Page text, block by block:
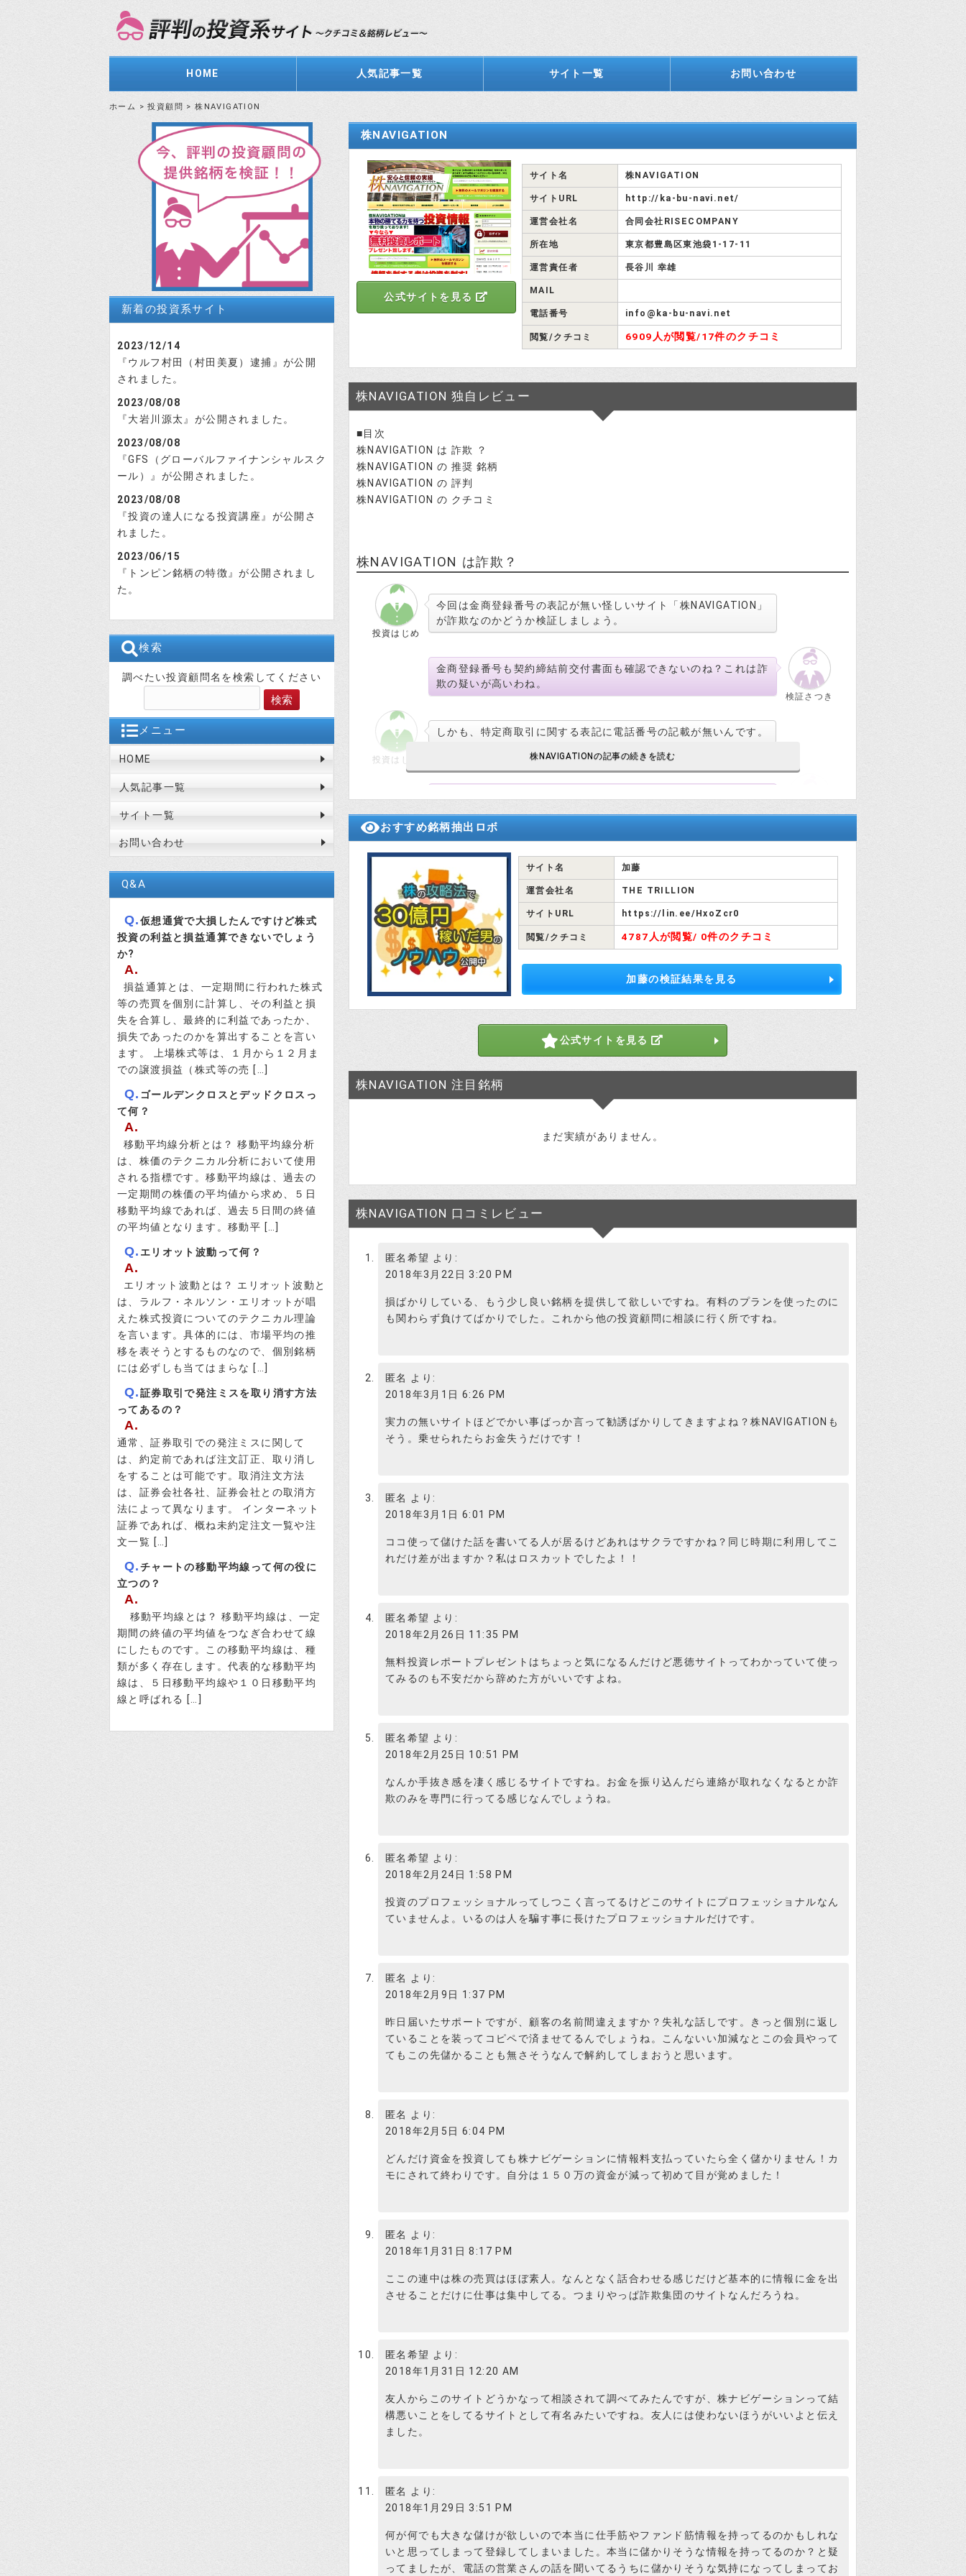
HOME 人気記事一覧 サイト一覧 お問い合わせ
ホーム >投資顧問 >株NAVIGATION
株NAVIGATION
公式サイトを見る
サイト名 株NAVIGATION
サイトURL http://ka-bu-navi.net/
運営会社名 合同会社RISECOMPANY
所在地 東京都豊島区東池袋1-17-11
運営責任者 長谷川 幸雄
MAIL
電話番号 info@ka-bu-navi.net
閲覧/クチコミ 6909人が閲覧/17件のクチコミ
株NAVIGATION 独自レビュー
■目次
株NAVIGATION は 詐欺 ？
株NAVIGATION の 推奨 銘柄
株NAVIGATION の 評判
株NAVIGATION の クチコミ
株NAVIGATION は詐欺？
投資はじめ
今回は金商登録番号の表記が無い怪しいサイト「株NAVIGATION」
が詐欺なのかどうか検証しましょう。
検証さつき
金商登録番号も契約締結前交付書面も確認できないのね？これは詐
欺の疑いが高いわね。
投資はじめ
しかも、特定商取引に関する表記に電話番号の記載が無いんです。
投資はじめ
お金を払った後、絶対に連絡がつかなくなりますよね。
株NAVIGATION の推奨 銘柄
株NAVIGATIONは情報源が自慢みたいです。
年構築してきたネットワークを駆使して極秘入手!。
ふーん、どうせ嘘だとは思うけど、どんな銘柄を推奨しているのか
最近では【3697】SHIFTが実績に上がってますね。
【3697】SHIFT
利確日 高値：2017年11月16日 2,510円
利益率：69%
村田がツイッターでつぶやいた位、秘密でもなんでもない銘柄だっ
資家レベルでは絶対に手にする事が出来ない情報とは言わないでし
ょ。
投資はじめ
下落した例で【7552】ハピネットを出してるけど、こっちの方が
意味不明だわ。
投資はじめ
【7552】ハピネット
普通の材料株で、ファンド筋も仕手筋も関係ない銘柄だけど、８/
１４は完全に高値掴みだし、9/13は株価が上昇に転じる直前だか
投資はじめ
これも実績をでっちあげるのに、直近で下げた銘柄を適当に選んだ
た銘柄を抜き出しただけだから、推奨理由が説明不能になったみた
いな感じでしょうか。
投資はじめ
まあ、本当にファンド筋の情報が入るようなら、金商登録番号をち
ゃんととって、正々堂々投資助言業をやってるはずですよね。
株NAVIGATION の 評判
運営会社の「合同会社ＲＩＳＥＣＯＭＰＡＮＹ」の所在地「東京都
検証さつき
て欲しいわね。
投資はじめ
『相互の現地に対する証拠を保全する為、お問い合わせはメールにてお願い致します』
なにこれ、「現地に対する証拠」って所在を明らかにしろって事か
投資はじめ
メールじゃ現地に対する証拠にならないですよね。むしろ固定電話
詐欺師が色々工夫してるみたいだけど、所詮詐欺師よね。
おすすめ銘柄抽出ロボ
サイト名 加藤
運営会社名 THE TRILLION
サイトURL https://lin.ee/HxoZcr0
閲覧/クチコミ 4787人が閲覧/ 0件のクチコミ
加藤の検証結果を見る
公式サイトを見る
株NAVIGATION 注目銘柄
まだ実績がありません。
株NAVIGATION 口コミレビュー
匿名希望 より:
2018年3月22日 3:20 PM
損ばかりしている、もう少し良い銘柄を提供して欲しいですね。有料のプランを使ったのに
も関わらず負けてばかりでした。これから他の投資顧問に相談に行く所ですね。
匿名 より:
2018年3月1日 6:26 PM
実力の無いサイトほどでかい事ばっか言って勧誘ばかりしてきますよね？株NAVIGATIONも
そう。乗せられたらお金失うだけです！
匿名 より:
2018年3月1日 6:01 PM
ココ使って儲けた話を書いてる人が居るけどあれはサクラですかね？同じ時期に利用してこ
れだけ差が出ますか？私はロスカットでしたよ！！
匿名希望 より:
2018年2月26日 11:35 PM
無料投資レポートプレゼントはちょっと気になるんだけど悪徳サイトってわかっていて使っ
てみるのも不安だから辞めた方がいいですよね。
匿名希望 より:
2018年2月25日 10:51 PM
なんか手抜き感を凄く感じるサイトですね。お金を振り込んだら連絡が取れなくなるとか詐
欺のみを専門に行ってる感じなんでしょうね。
匿名希望 より:
2018年2月24日 1:58 PM
投資のプロフェッショナルってしつこく言ってるけどこのサイトにプロフェッショナルなん
ていませんよ。いるのは人を騙す事に長けたプロフェッショナルだけです。
匿名 より:
2018年2月9日 1:37 PM
昨日届いたサポートですが、顧客の名前間違えますか？失礼な話しです。きっと個別に返し
ていることを装ってコピペで済ませてるんでしょうね。こんないい加減なとこの会員やって
てもこの先儲かることも無さそうなんで解約してしまおうと思います。
匿名 より:
2018年2月5日 6:04 PM
どんだけ資金を投資しても株ナビゲーションに情報料支払っていたら全く儲かりません！カ
モにされて終わりです。自分は１５０万の資金が減って初めて目が覚めました！
匿名 より:
2018年1月31日 8:17 PM
ここの連中は株の売買はほぼ素人。なんとなく話合わせる感じだけど基本的に情報に金を出
させることだけに仕事は集中してる。つまりやっぱ詐欺集団のサイトなんだろうね。
匿名希望 より:
2018年1月31日 12:20 AM
友人からこのサイトどうかなって相談されて調べてみたんですが、株ナビゲーションって結
構悪いことをしてるサイトとして有名みたいですね。友人には使わないほうがいいよと伝え
ました。
匿名 より:
2018年1月29日 3:51 PM
何が何でも大きな儲けが欲しいので本当に仕手筋やファンド筋情報を持ってるのかもしれな
いと思ってしまって登録してしまいました。本当に儲かりそうな情報を持ってるのか？と疑
ってましたが、電話の営業さんの話を聞いてるうちに儲かりそうな気持になってしまってお
新着の投資系サイト
2023/12/14
『ウルフ村田（村田美夏）逮捕』が公開
されました。
2023/08/08
『大岩川源太』が公開されました。
2023/08/08
『GFS（グローバルファイナンシャルスク
ール）』が公開されました。
2023/08/08
『投資の達人になる投資講座』が公開さ
れました。
2023/06/15
『トンピン銘柄の特徴』が公開されまし
た。
検索
調べたい投資顧問名を検索してください
メニュー
HOME
人気記事一覧
サイト一覧
お問い合わせ
Q&A
Q.仮想通貨で大損したんですけど株式
投資の利益と損益通算できないでしょう
か?
A.
損益通算とは、一定期間に行われた株式
等の売買を個別に計算し、その利益と損
失を合算し、最終的に利益であったか、
損失であったのかを算出することを言い
ます。 上場株式等は、１月から１２月ま
での譲渡損益（株式等の売 […]
Q. ゴールデンクロスとデッドクロスっ
て何？
A.
移動平均線分析とは？ 移動平均線分析
は、株価のテクニカル分析において使用
される指標です。移動平均線は、過去の
一定期間の株価の平均値から求め、５日
移動平均線であれば、過去５日間の終値
の平均値となります。移動平 […]
Q. エリオット波動って何？
A.
エリオット波動とは？ エリオット波動と
は、ラルフ・ネルソン・エリオットが唱
えた株式投資についてのテクニカル理論
を言います。具体的には、市場平均の推
移を表そうとするものなので、個別銘柄
には必ずしも当てはまらな […]
Q.証券取引で発注ミスを取り消す方法
ってあるの？
A.
通常、証券取引での発注ミスに関して
は、約定前であれば注文訂正、取り消し
をすることは可能です。取消注文方法
は、証券会社各社、証券会社との取消方
法によって異なります。 インターネット
証券であれば、概ね未約定注文一覧や注
文一覧 […]
Q.チャートの移動平均線って何の役に
立つの？
A.
移動平均線とは？ 移動平均線は、一定
期間の終値の平均値をつなぎ合わせて線
にしたものです。この移動平均線は、種
類が多く存在します。代表的な移動平均
線は、５日移動平均線や１０日移動平均
線と呼ばれる […]